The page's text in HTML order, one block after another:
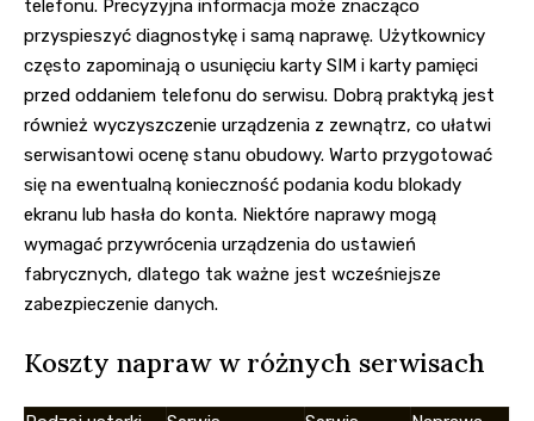
telefonu. Precyzyjna informacja może znacząco
przyspieszyć diagnostykę i samą naprawę. Użytkownicy
często zapominają o usunięciu karty SIM i karty pamięci
przed oddaniem telefonu do serwisu. Dobrą praktyką jest
również wyczyszczenie urządzenia z zewnątrz, co ułatwi
serwisantowi ocenę stanu obudowy. Warto przygotować
się na ewentualną konieczność podania kodu blokady
ekranu lub hasła do konta. Niektóre naprawy mogą
wymagać przywrócenia urządzenia do ustawień
fabrycznych, dlatego tak ważne jest wcześniejsze
zabezpieczenie danych.
Koszty napraw w różnych serwisach